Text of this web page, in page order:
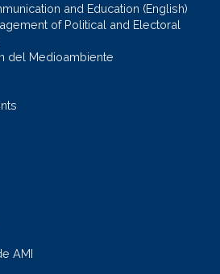
and Education (English)
of Political and Electoral
del Medioambiente
AMI